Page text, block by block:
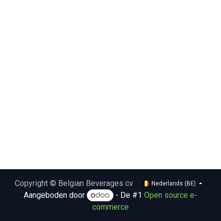
Copyright © Belgian Beverages cv Nederlands (BE)
Aangeboden door - De #1Open source e-
commerce